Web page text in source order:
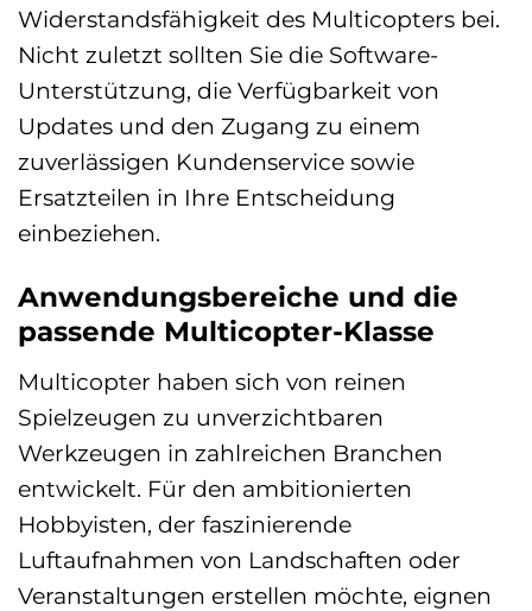
Widerstandsfähigkeit des Multicopters bei.
Nicht zuletzt sollten Sie die Software-
Unterstützung, die Verfügbarkeit von
Updates und den Zugang zu einem
zuverlässigen Kundenservice sowie
Ersatzteilen in Ihre Entscheidung
einbeziehen.
Anwendungsbereiche und die
passende Multicopter-Klasse
Multicopter haben sich von reinen
Spielzeugen zu unverzichtbaren
Werkzeugen in zahlreichen Branchen
entwickelt. Für den ambitionierten
Hobbyisten, der faszinierende
Luftaufnahmen von Landschaften oder
Veranstaltungen erstellen möchte, eignen